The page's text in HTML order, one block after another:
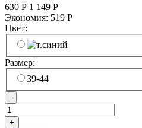
630 Р 1 149 Р
Экономия: 519 Р
Цвет:
Размер:
39-44
-
+